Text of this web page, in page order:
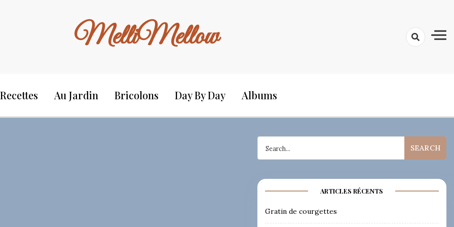
MelliMellow
Recettes Au Jardin Bricolons Day By Day Albums
for:
ARTICLES RÉCENTS
Gratin de courgettes